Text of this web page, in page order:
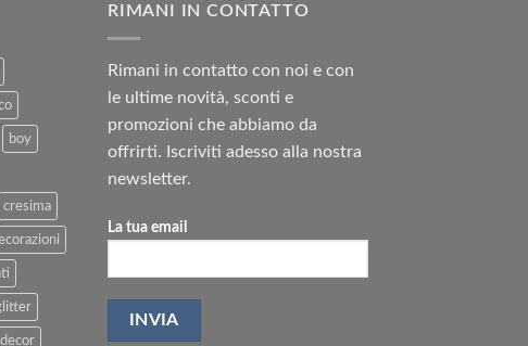
boy
cresima
RIMANI IN CONTATTO
Rimani in contatto con noi e con
le ultime novità, sconti e
promozioni che abbiamo da
offrirti. Iscriviti adesso alla nostra
newsletter.
La tua email